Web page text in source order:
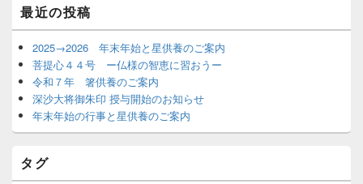
最近の投稿
2025→2026 年末年始と星供養のご案内
菩提心４４号 ー仏様の智恵に習おうー
令和７年 箸供養のご案内
深沙大将御朱印 授与開始のお知らせ
年末年始の行事と星供養のご案内
タグ